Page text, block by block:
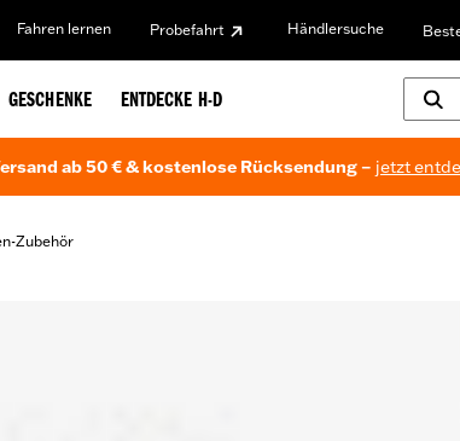
Fahren lernen Probefahrt Händlersuche
GESCHENKE ENTDECKE H-D
ab 50 € & kostenlose Rücksendung – jetzt
Zubehör